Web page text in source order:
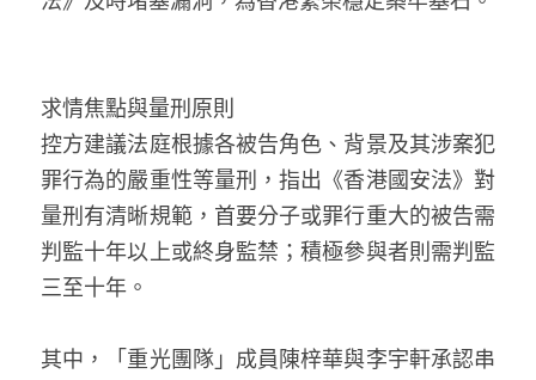
大衛sir專欄
曾子晴 - 晴深直說
龔靜儀大律師專欄
陳貴春大律師專欄
陳子遷律師專欄
求情焦點與量刑原則
控方建議法庭根據各被告角色、背景及其涉案犯
罪行為的嚴重性等量刑，指出《香港國安法》對
量刑有清晰規範，首要分子或罪行重大的被告需
判監十年以上或終身監禁；積極參與者則需判監
三至十年。
其中，「重光團隊」成員陳梓華與李宇軒承認串